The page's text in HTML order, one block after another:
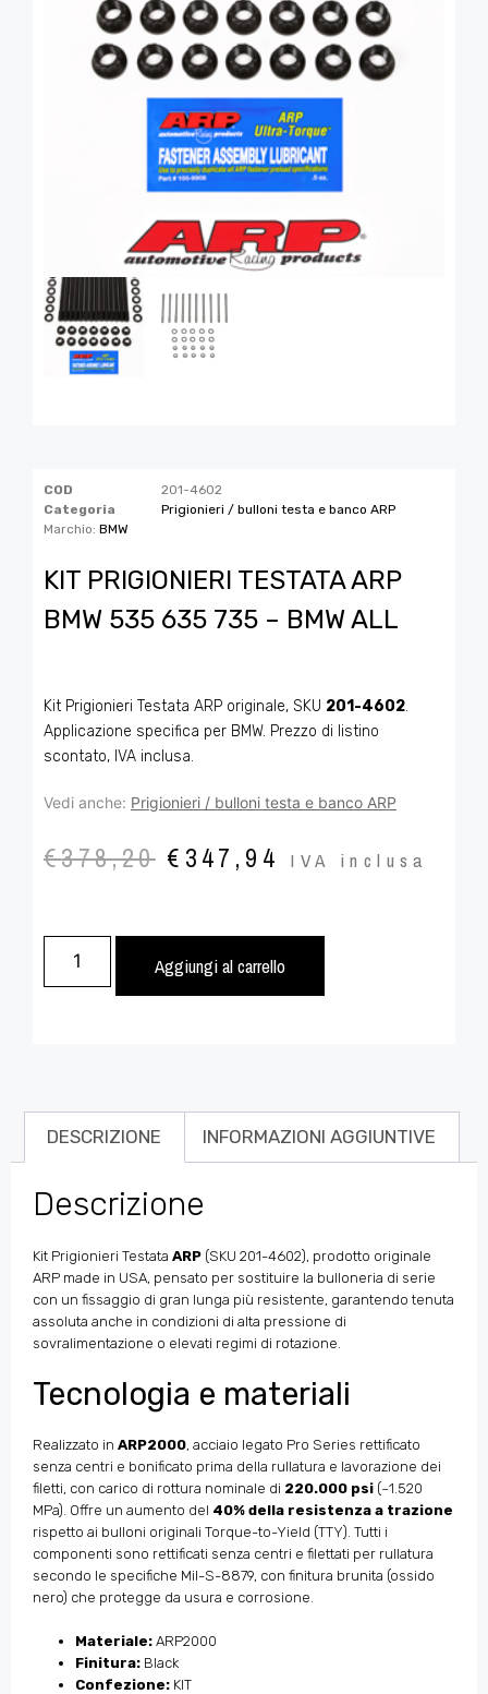
COD
201-4602
Categoria
Prigionieri / bulloni testa e banco ARP
Marchio: BMW
KIT PRIGIONIERI TESTATA ARP
BMW 535 635 735 – BMW ALL
Kit Prigionieri Testata ARP originale, SKU 201-4602.
Applicazione specifica per BMW. Prezzo di listino
scontato, IVA inclusa.
Vedi anche: Prigionieri / bulloni testa e banco ARP
€378,20 € 347,94 IVA inclusa
Aggiungi al carrello
DESCRIZIONE INFORMAZIONI AGGIUNTIVE
Descrizione
Kit Prigionieri Testata ARP (SKU 201-4602), prodotto originale
ARP made in USA, pensato per sostituire la bulloneria di serie
con un fissaggio di gran lunga più resistente, garantendo tenuta
assoluta anche in condizioni di alta pressione di
sovralimentazione o elevati regimi di rotazione.
Tecnologia e materiali
Realizzato in ARP2000, acciaio legato Pro Series rettificato
senza centri e bonificato prima della rullatura e lavorazione dei
filetti, con carico di rottura nominale di 220.000 psi (~1.520
MPa). Offre un aumento del 40% della resistenza a trazione
rispetto ai bulloni originali Torque-to-Yield (TTY). Tutti i
componenti sono rettificati senza centri e filettati per rullatura
secondo le specifiche Mil-S-8879, con finitura brunita (ossido
nero) che protegge da usura e corrosione.
Materiale: ARP2000
Finitura: Black
Confezione: KIT